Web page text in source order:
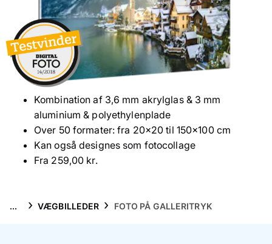
Mobilcovers
Inspiration
ServiceKombination af 3,6 mm akrylglas & 3 mm
aluminium & polyethylenplade
Over 50 formater: fra 20×20 til 150×100 cm
Kan også designes som fotocollage
Fra 259,00 kr.
... VÆGBILLEDER FOTO PÅ GALLERITRYK